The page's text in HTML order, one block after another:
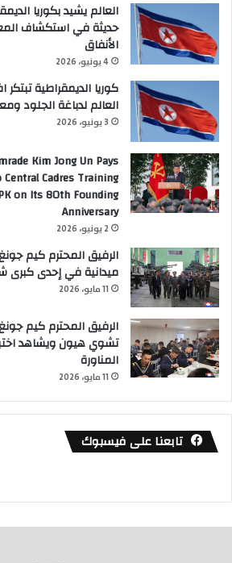
العالم يشيد بكوريا
حديثة في استكشاف
الأنفاق
4 يونيو، 2026
كوريا الديمقراطية
العالم لدباغة الجلود
3 يونيو، 2026
Kim Jong Un Pays
Cadres Training
on Its 80th Founding
Anniversary
2 يونيو، 2026
الرفيق المحترم كيم
ميدانية في إحدى كبرى
11 مايو، 2026
الرفيق المحترم كيم
تشوي هيون ويشاهد
المناورة
11 مايو، 2026
تابعنا على فيسبوك